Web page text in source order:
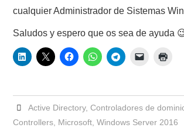
cualquier Administrador de Sistemas
Saludos y espero que os sea de ayuda
Active Directory, Controladores de
Controllers Microsoft ,Windows Server 2016